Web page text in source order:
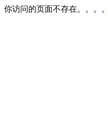
你访问的页面不存在。。。。